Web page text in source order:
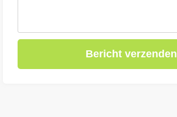
Bericht verzenden